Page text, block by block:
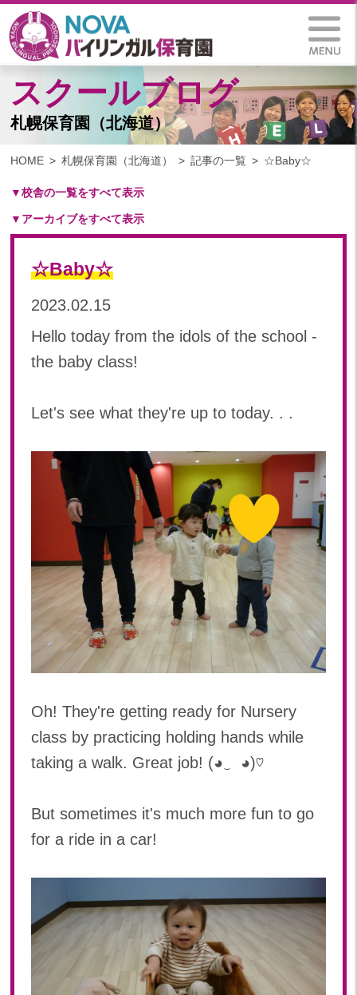
スクールブログ
札幌保育園（北海道）
HOME 札幌保育園（北海道） 記事の一覧 ☆Baby☆
▼校舎の一覧をすべて表示
札幌保育園（北海道）
仙台八木山保育園（宮城県）
仙台富沢保育園（宮城県）
つくば西平塚保育園(茨城県)
札幌東雁来保育園(北海道)
塩竃後楽町保育園(宮城県)
▼アーカイブをすべて表示
2025年 03月(1)
2024年 08月(21)
2024年 06月(20)
2024年 04月(21)
2024年 03月(20)
2024年 02月(19)
2024年 01月(20)
2023年 12月(20)
2023年 11月(20)
2023年 10月(21)
2023年 09月(20)
2023年 08月(21)
2023年 06月(22)
2023年 05月(20)
2023年 04月(20)
2022
2022年 12月(20)
2022年 11月(20)
2022年 10月(20)
2022年 09月(20)
2022年 07月(20)
☆Baby☆
2023.02.15
Hello today from the idols of the school -
the baby class!
Let's see what they're up to today. . .
Oh! They're getting ready for Nursery
class by practicing holding hands while
taking a walk. Great job! (◕‿ ◕)♡
But sometimes it's much more fun to go
for a ride in a car!